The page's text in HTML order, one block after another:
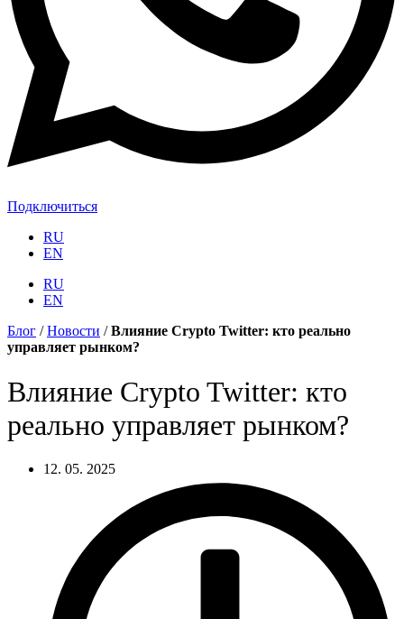
Подключиться
RU
EN
RU
EN
Блог /Новости /Влияние Crypto Twitter: кто реально
управляет рынком?
Влияние Crypto Twitter: кто
реально управляет рынком?
12. 05. 2025